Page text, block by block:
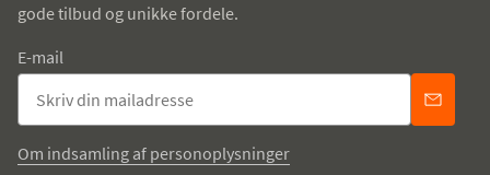
gode tilbud og unikke fordele.
E-mail
Om indsamling af personoplysninger